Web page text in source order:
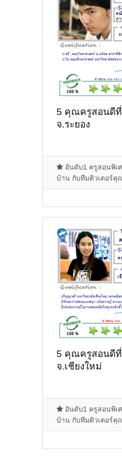
5 คุณครูสอนดี
จ.ระยอง
อันดับ1 ครูสอนพิเ
บ้าน กับทีมติวเตอร์คุ
5 คุณครูสอนดี
จ.เชียงใหม่
อันดับ1 ครูสอนพิเ
บ้าน กับทีมติวเตอร์คุ